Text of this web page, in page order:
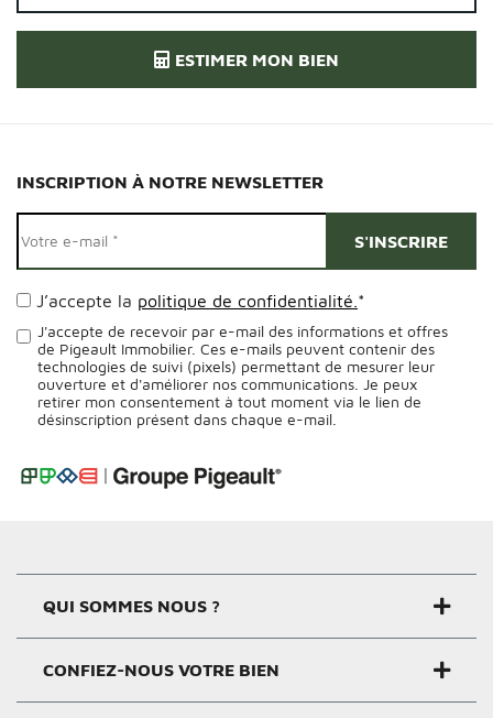
ESTIMER MON BIEN
INSCRIPTION À NOTRE NEWSLETTER
J’accepte la politique de confidentialité. *
J'accepte de recevoir par e-mail des informations et offres
de Pigeault Immobilier. Ces e-mails peuvent contenir des
technologies de suivi (pixels) permettant de mesurer leur
ouverture et d'améliorer nos communications. Je peux
retirer mon consentement à tout moment via le lien de
désinscription présent dans chaque e-mail.
Alternative:
QUI SOMMES NOUS ?
Groupe Pigeault
CONFIEZ-NOUS VOTRE BIEN